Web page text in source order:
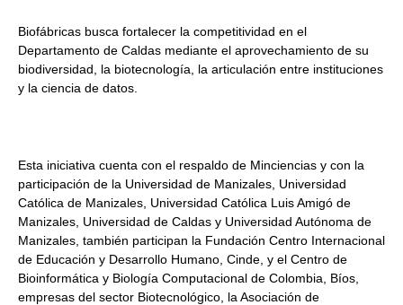
Biofábricas busca fortalecer la competitividad en el
Departamento de Caldas mediante el aprovechamiento de su
biodiversidad, la biotecnología, la articulación entre instituciones
y la ciencia de datos.
Esta iniciativa cuenta con el respaldo de Minciencias y con la
participación de la Universidad de Manizales, Universidad
Católica de Manizales, Universidad Católica Luis Amigó de
Manizales, Universidad de Caldas y Universidad Autónoma de
Manizales, también participan la Fundación Centro Internacional
de Educación y Desarrollo Humano Cinde y el Centro de
Bioinformática y Biología Computacional de Colombia
Bíos,
empresas del sector Biotecnológico, la Asociación de